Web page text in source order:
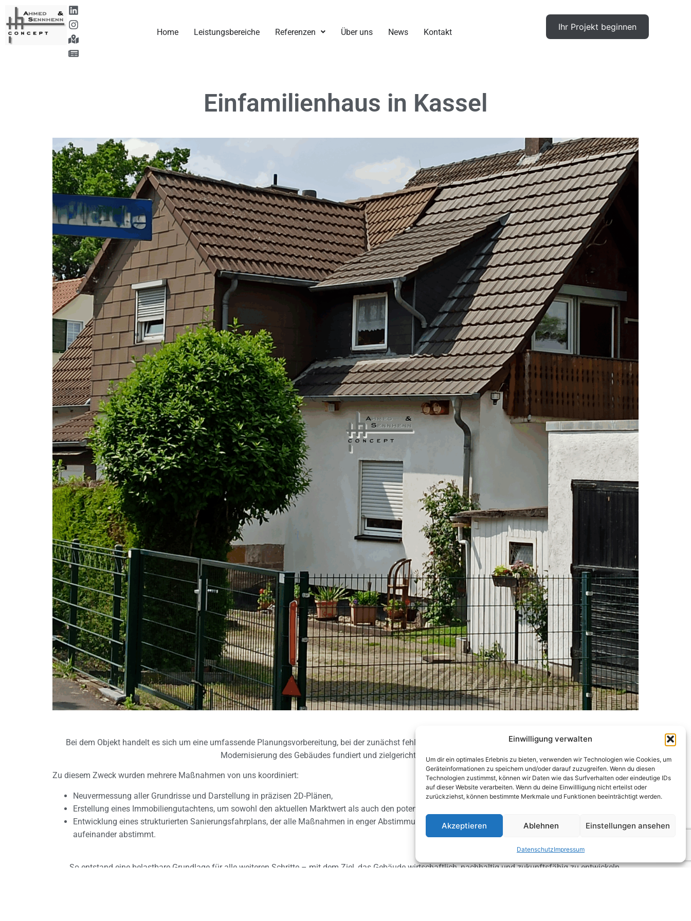
Einwilligung verwalten
Um dir ein optimales Erlebnis zu bieten, verwenden wir Technologien wie Cookies, um
Geräteinformationen zu speichern und/oder darauf zuzugreifen. Wenn du diesen
Technologien zustimmst, können wir Daten wie das Surfverhalten oder eindeutige IDs
auf dieser Website verarbeiten. Wenn du deine Einwillligung nicht erteilst oder
zurückziehst, können bestimmte Merkmale und Funktionen beeinträchtigt werden.
Akzeptieren Ablehnen Einstellungen ansehen
DatenschutzImpressum
Home Leistungsbereiche Referenzen Über uns News Kontakt Ihr Projekt beginnen
E-Mail-Adresse
Wie können wir helfen?
Ich bin damit einverstanden,
dass diese Website die
übermittelten
personenbezogenen Daten
speichert und verarbeitet.
Meine Frage senden
Einfamilienhaus in Kassel
Bei dem Objekt handelt es sich um eine umfassende Planungsvorbereitung, bei der zunächst fehlende Grundlagen erarbeitet wurden, um die Sanierung und
Modernisierung des Gebäudes fundiert und zielgerichtet umzusetzen.
Zu diesem Zweck wurden mehrere Maßnahmen von uns koordiniert:
Neuvermessung aller Grundrisse und Darstellung in präzisen 2D-Plänen,
Erstellung eines Immobiliengutachtens, um sowohl den aktuellen Marktwert als auch den potenziellen Wertzuwachs nach Sanierung zu ermitteln,
Entwicklung eines strukturierten Sanierungsfahrplans, der alle Maßnahmen in enger Abstimmung mit den Bauherren zeitlich, technisch und finanziell
aufeinander abstimmt.
So entstand eine belastbare Grundlage für alle weiteren Schritte – mit dem Ziel, das Gebäude wirtschaftlich, nachhaltig und zukunftsfähig zu entwickeln.